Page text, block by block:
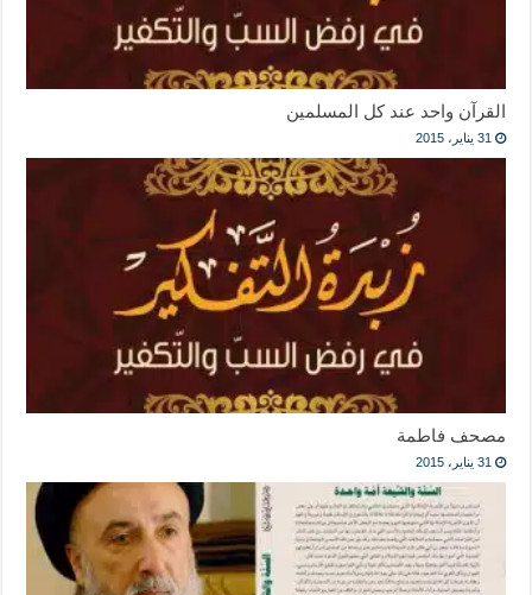
القرآن واحد عند كل المسلمين
31 يناير، 2015
مصحف فاطمة
31 يناير، 2015